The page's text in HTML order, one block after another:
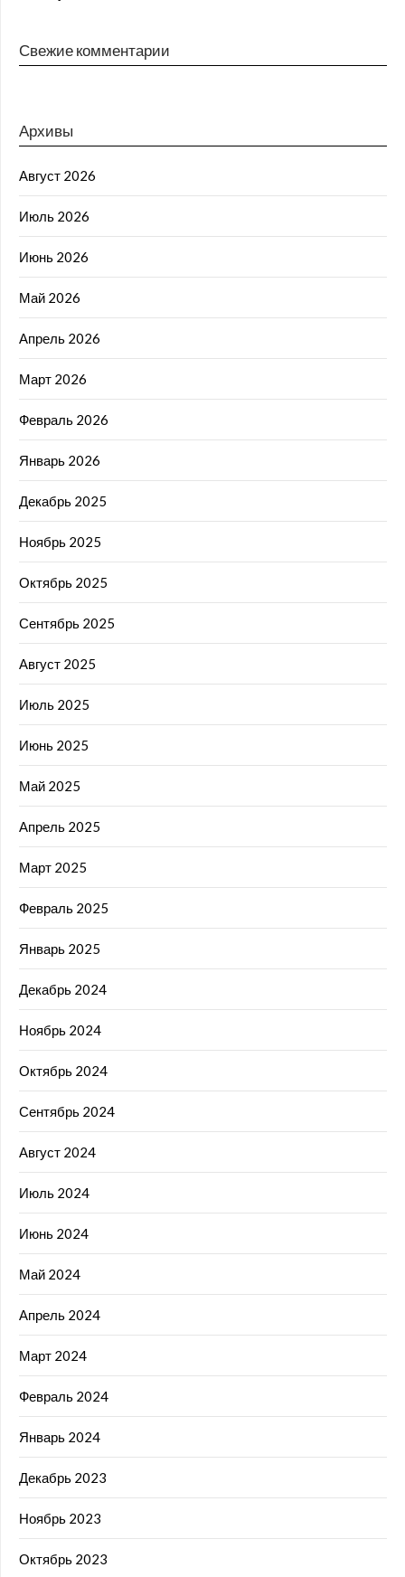
Свежие комментарии
Архивы
Август 2026
Июль 2026
Июнь 2026
Май 2026
Апрель 2026
Март 2026
Февраль 2026
Январь 2026
Декабрь 2025
Ноябрь 2025
Октябрь 2025
Сентябрь 2025
Август 2025
Июль 2025
Июнь 2025
Май 2025
Апрель 2025
Март 2025
Февраль 2025
Январь 2025
Декабрь 2024
Ноябрь 2024
Октябрь 2024
Сентябрь 2024
Август 2024
Июль 2024
Июнь 2024
Май 2024
Апрель 2024
Март 2024
Февраль 2024
Январь 2024
Декабрь 2023
Ноябрь 2023
Октябрь 2023